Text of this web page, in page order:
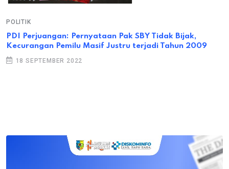
POLITIK
PDI Perjuangan: Pernyataan Pak SBY Tidak Bijak,
Kecurangan Pemilu Masif Justru terjadi Tahun 2009
18 SEPTEMBER 2022